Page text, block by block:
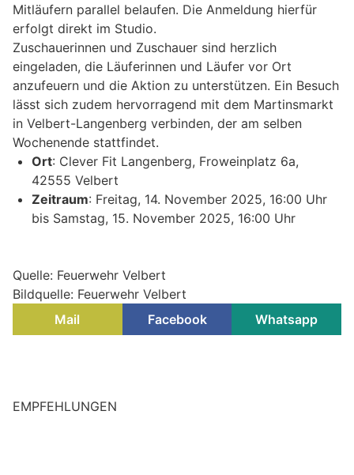
Mitläufern parallel belaufen. Die Anmeldung hierfür
erfolgt direkt im Studio.
Zuschauerinnen und Zuschauer sind herzlich
eingeladen, die Läuferinnen und Läufer vor Ort
anzufeuern und die Aktion zu unterstützen. Ein Besuch
lässt sich zudem hervorragend mit dem Martinsmarkt
in Velbert-Langenberg verbinden, der am selben
Wochenende stattfindet.
Ort: Clever Fit Langenberg, Froweinplatz 6a,
42555 Velbert
Zeitraum: Freitag, 14. November 2025, 16:00 Uhr
bis Samstag, 15. November 2025, 16:00 Uhr
Quelle: Feuerwehr Velbert
Bildquelle: Feuerwehr Velbert
Mail
Facebook Whatsapp